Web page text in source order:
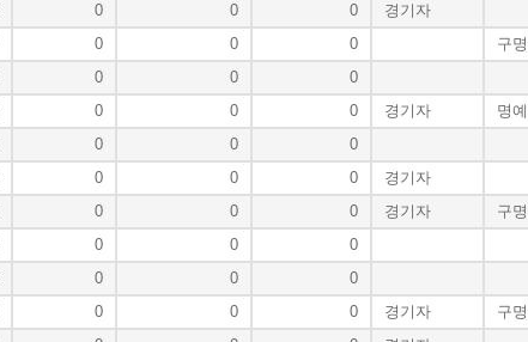
0 0 0
경기자
0 0 0
구
0 0
0
0 0 0 경기자
명
0 0
0
0 0 0
경기자
0 0 0 경기자
구
0 0
0
0 0
0
0 0 0 경기자
구